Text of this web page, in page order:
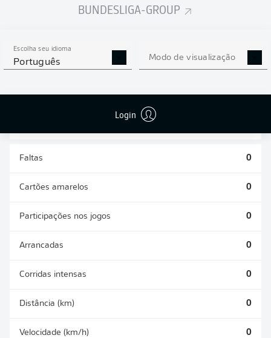
BUNDESLIGA-GROUP
Escolha seu idioma
Português Modo de visualização
Login
ESTATÍSTICAS DA
TEMPORADA 2019/2020
Faltas 0
Cartões amarelos 0
Participações nos jogos 0
Arrancadas 0
Corridas intensas 0
Distância (km) 0
Velocidade (km/h) 0